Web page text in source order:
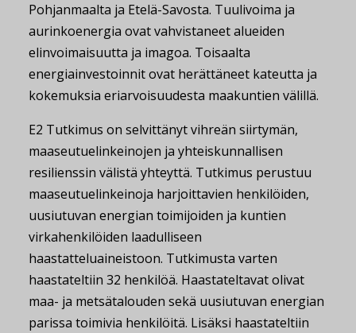
Pohjanmaalta ja Etelä-Savosta. Tuulivoima ja
aurinkoenergia ovat vahvistaneet alueiden
elinvoimaisuutta ja imagoa. Toisaalta
energiainvestoinnit ovat herättäneet kateutta ja
kokemuksia eriarvoisuudesta maakuntien välillä.
E2 Tutkimus on selvittänyt vihreän siirtymän,
maaseutuelinkeinojen ja yhteiskunnallisen
resilienssin välistä yhteyttä. Tutkimus perustuu
maaseutuelinkeinoja harjoittavien henkilöiden,
uusiutuvan energian toimijoiden ja kuntien
virkahenkilöiden laadulliseen
haastatteluaineistoon. Tutkimusta varten
haastateltiin 32 henkilöä. Haastateltavat olivat
maa- ja metsätalouden sekä uusiutuvan energian
parissa toimivia henkilöitä. Lisäksi haastateltiin